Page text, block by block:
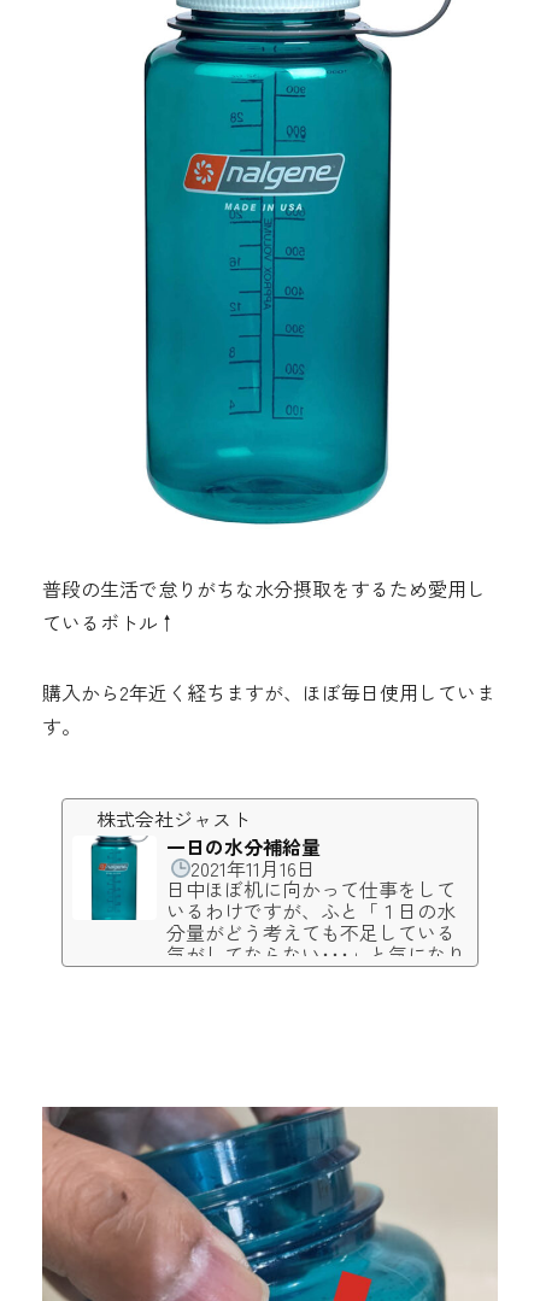
普段の生活で怠りがちな水分摂取をするため愛用し
ているボトル↑
購入から2年近く経ちますが、ほぼ毎日使用していま
す。
株式会社ジャスト
一日の水分補給量
2021年11月16日
日中ほぼ机に向かって仕事をして
いるわけですが、ふと「１日の水
分量がどう考えても不足している
気がしてならない･･･」と気になり
始めたのでGoogle先生に聞いてみ
入すればいんじゃね？」と軽い気
持ちで早速検索。ナルゲンボトル
Tritan運良くドストライクなカラー
があったので即購入。「日常で使
わなくなっても登山で使える！」
と自分を言い聞かせ、ワクワクし
ながら届くの...